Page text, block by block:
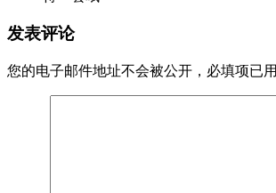
发表评论
您的电子邮件地址不会被公开， 必填项已用